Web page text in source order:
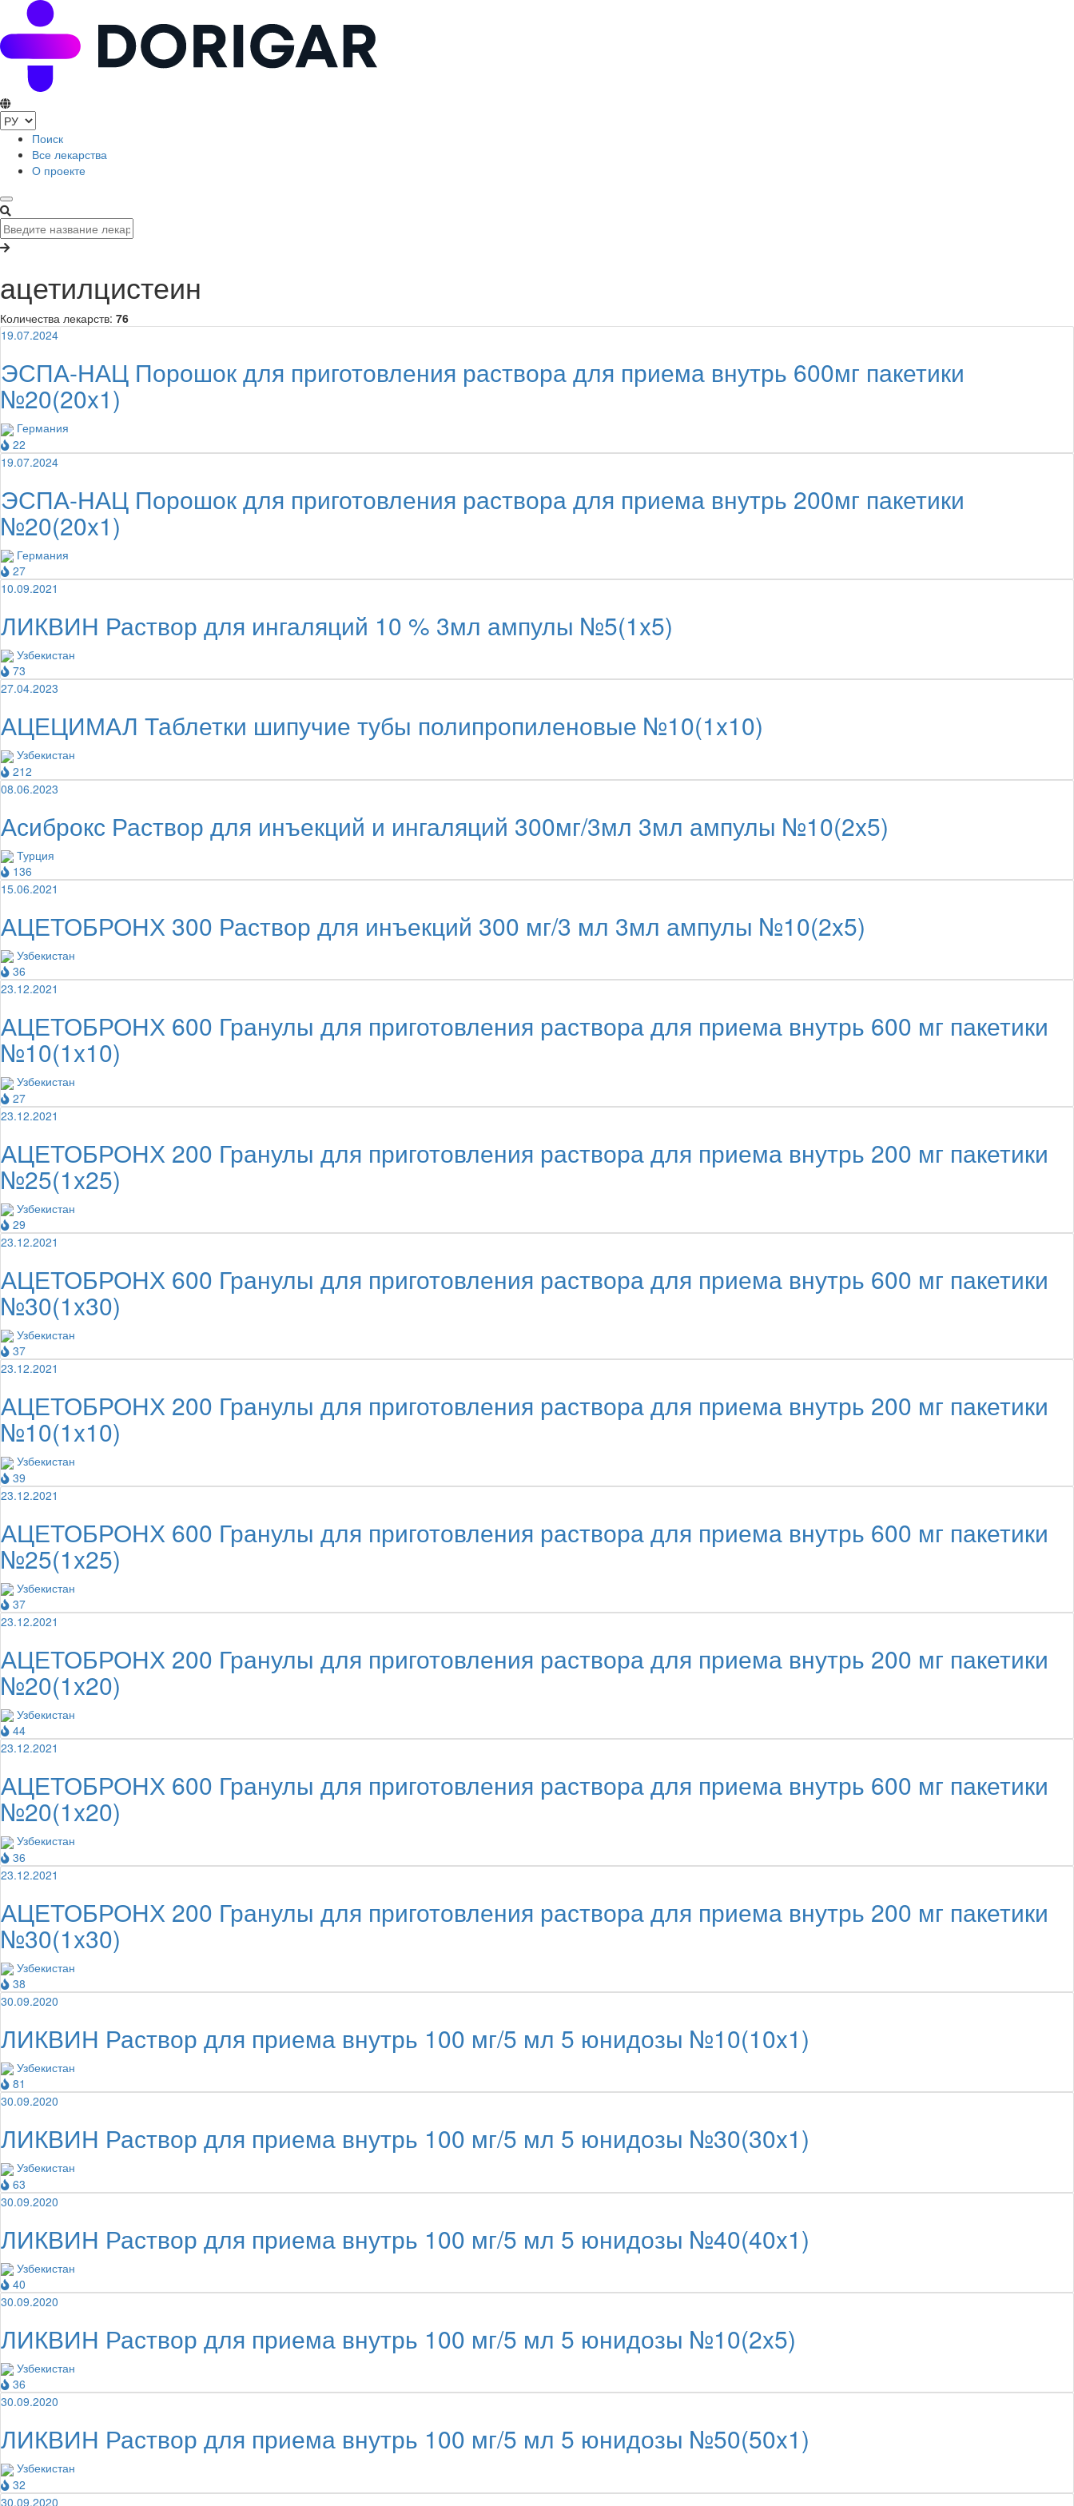
Поиск
Все лекарства
О проекте
ацетилцистеин
Количества лекарств: 76
19.07.2024
ЭСПА-НАЦ Порошок для приготовления раствора для приема внутрь 600мг пакетики
№20(20x1)
Германия
22
19.07.2024
ЭСПА-НАЦ Порошок для приготовления раствора для приема внутрь 200мг пакетики
№20(20x1)
Германия
27
10.09.2021
ЛИКВИН Раствор для ингаляций 10 % 3мл ампулы №5(1x5)
Узбекистан
73
27.04.2023
АЦЕЦИМАЛ Таблетки шипучие тубы полипропиленовые №10(1x10)
Узбекистан
212
08.06.2023
Асиброкс Раствор для инъекций и ингаляций 300мг/3мл 3мл ампулы №10(2x5)
Турция
136
15.06.2021
АЦЕТОБРОНХ 300 Раствор для инъекций 300 мг/3 мл 3мл ампулы №10(2x5)
Узбекистан
36
23.12.2021
АЦЕТОБРОНХ 600 Гранулы для приготовления раствора для приема внутрь 600 мг пакетики
№10(1x10)
Узбекистан
27
23.12.2021
АЦЕТОБРОНХ 200 Гранулы для приготовления раствора для приема внутрь 200 мг пакетики
№25(1x25)
Узбекистан
29
23.12.2021
АЦЕТОБРОНХ 600 Гранулы для приготовления раствора для приема внутрь 600 мг пакетики
№30(1x30)
Узбекистан
37
23.12.2021
АЦЕТОБРОНХ 200 Гранулы для приготовления раствора для приема внутрь 200 мг пакетики
№10(1x10)
Узбекистан
39
23.12.2021
АЦЕТОБРОНХ 600 Гранулы для приготовления раствора для приема внутрь 600 мг пакетики
№25(1x25)
Узбекистан
37
23.12.2021
АЦЕТОБРОНХ 200 Гранулы для приготовления раствора для приема внутрь 200 мг пакетики
№20(1x20)
Узбекистан
44
23.12.2021
АЦЕТОБРОНХ 600 Гранулы для приготовления раствора для приема внутрь 600 мг пакетики
№20(1x20)
Узбекистан
36
23.12.2021
АЦЕТОБРОНХ 200 Гранулы для приготовления раствора для приема внутрь 200 мг пакетики
№30(1x30)
Узбекистан
38
30.09.2020
ЛИКВИН Раствор для приема внутрь 100 мг/5 мл 5 юнидозы №10(10x1)
Узбекистан
81
30.09.2020
ЛИКВИН Раствор для приема внутрь 100 мг/5 мл 5 юнидозы №30(30x1)
Узбекистан
63
30.09.2020
ЛИКВИН Раствор для приема внутрь 100 мг/5 мл 5 юнидозы №40(40x1)
Узбекистан
40
30.09.2020
ЛИКВИН Раствор для приема внутрь 100 мг/5 мл 5 юнидозы №10(2x5)
Узбекистан
36
30.09.2020
ЛИКВИН Раствор для приема внутрь 100 мг/5 мл 5 юнидозы №50(50x1)
Узбекистан
32
30.09.2020